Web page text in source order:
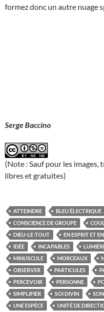
formez donc un autre nuage
Serge Baccino
(Note : Sauf pour les
libres et gratuites)
ATTEINDRE BLEU ÉLECTRIQUE
CONSCIENCE DE GROUPE
DIEU-LE-TOUT
EN ESPRIT ET
IDÉE
INCAPABLES
MINUSCULE
MORCEAUX
OBSERVER
PARTICULES
PERCEVOIR
PERSONNE
SIMPLIFIER
SOI DIVIN
UNE ESPÈCE
UNITÉ DE